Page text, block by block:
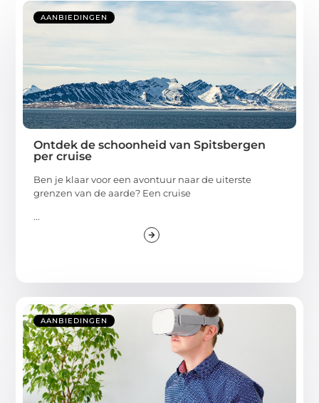
AANBIEDINGEN
Ontdek de schoonheid van Spitsbergen
per cruise
Ben je klaar voor een avontuur naar de uiterste
grenzen van de aarde? Een cruise
...
AANBIEDINGEN